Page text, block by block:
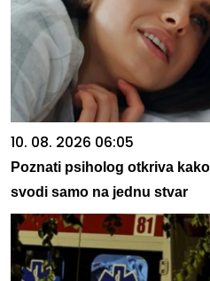
10. 08. 2026 06:05
Poznati psiholog otkriva
svodi samo na jednu stvar